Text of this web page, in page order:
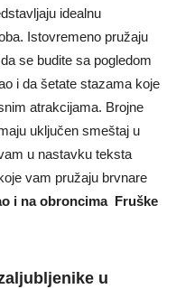
idealnu
Istovremeno pružaju
se budite sa pogledom
i da šetate stazama koje
atrakcijama. Brojne
uključen smeštaj u
u nastavku teksta
vam pružaju brvnare
i na obroncima Fruške
u